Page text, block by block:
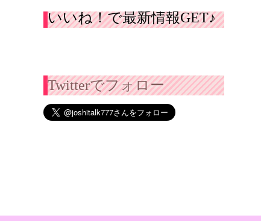
いいね！で最新情報GET♪
Twitterでフォロー